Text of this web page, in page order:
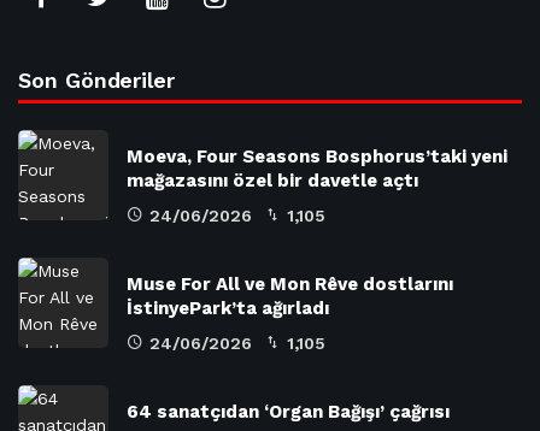
Son Gönderiler
Moeva, Four Seasons Bosphorus’taki yeni
mağazasını özel bir davetle açtı
24/06/2026 1,105
Muse For All ve Mon Rêve dostlarını
İstinyePark’ta ağırladı
24/06/2026 1,105
64 sanatçıdan ‘Organ Bağışı’ çağrısı